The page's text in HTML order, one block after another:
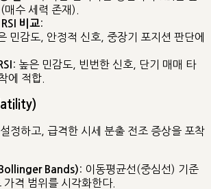
매수 세력 존재).
비교:
민감도, 안정적 신호, 중장기 포지션 판단에
: 높은 민감도, 빈번한 신호, 단기 매매 타
에 적합.
정하고, 급격한 시세 분출 전조 증상을 포착
Bands) : 이동평균선(중심선) 기준
격 범위를 시각화한다.